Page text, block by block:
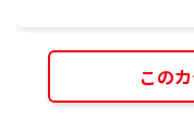
この